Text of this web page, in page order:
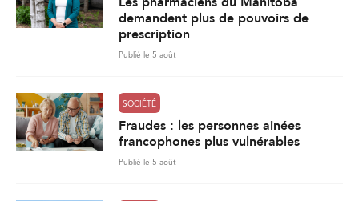
demandent plus de pouvoirs de
prescription
Publié le 5 août
SOCIÉTÉ
Fraudes : les personnes ainées
francophones plus vulnérables
Publié le 5 août